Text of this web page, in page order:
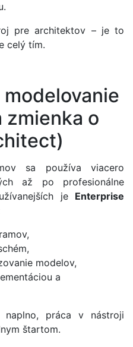
pre architektov – je to
celý tím.
zmienka o
sa používa viacero
až po profesionálne
je Enterprise
modelov,
a
práca v nástroji
štartom.